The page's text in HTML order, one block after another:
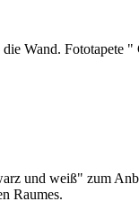
Wand.
und weiß" zum
Raumes.